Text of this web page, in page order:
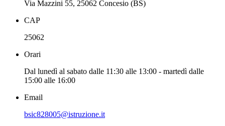
Via Mazzini 55, 25062 Concesio (BS)
CAP
25062
Orari
Dal lunedì al sabato dalle 11:30 alle 13:00 - martedì dalle
15:00 alle 16:00
Email
bsic828005@istruzione.it